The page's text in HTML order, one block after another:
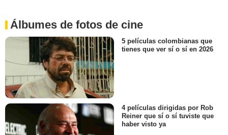
Álbumes de fotos de cine
5 películas colombianas que
tienes que ver sí o sí en 2026
4 películas dirigidas por Rob
Reiner que sí o sí tuviste que
haber visto ya